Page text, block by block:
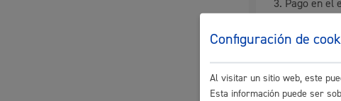
Pago en el
Departamento:
Configuración de
Al visitar un sitio web, este
Esta información puede ser